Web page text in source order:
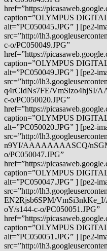
href=”https://
caption=”OLYMPUS
alt=”PC050045.JPG” ] [pe2-
src=”http://
c-o/PC050049.JPG”
href=”https://
caption=”OLYMPUS
alt=”PC050049.JPG” ] [pe2-
src=”http://
q4rCIdNs7FE/VmSizo4hjSI/
c-o/PC050020.JPG”
href=”https://
caption=”OLYMPUS
alt=”PC050020.JPG” ] [pe2-
src=”http://
n9YI/AAAAAAAASCQ/
o/PC050047.JPG”
href=”https://
caption=”OLYMPUS
alt=”PC050047.JPG” ] [pe2-
src=”http://
EN2Rjsb6SPM/
oY/s144-c-o/PC050051.JPG”
href=”https://
caption=”OLYMPUS
alt=”PC050051.JPG” ] [pe2-
src=”http://